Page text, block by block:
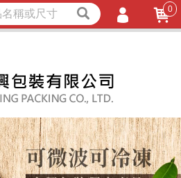
問
0
會員註冊
忘記密碼
訂單查詢
追 / 蹤 / 清 / 單
商品 耐熱內襯